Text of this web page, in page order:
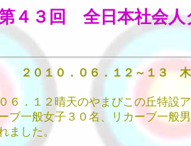
４３回 全日本社会人
２０１０．０６．１２～１３
６．１２晴天のやまびこの丘特設
ブ一般女子３０名、リカーブ一般
ました。